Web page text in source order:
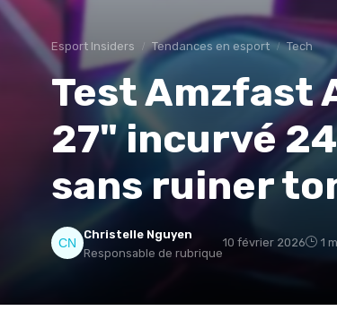
Esport Insiders Tendances en esport Tech
Test Amzfast
27" incurvé
sans ruiner
Christelle Nguyen
Responsable de rubrique
10 février 2026 1